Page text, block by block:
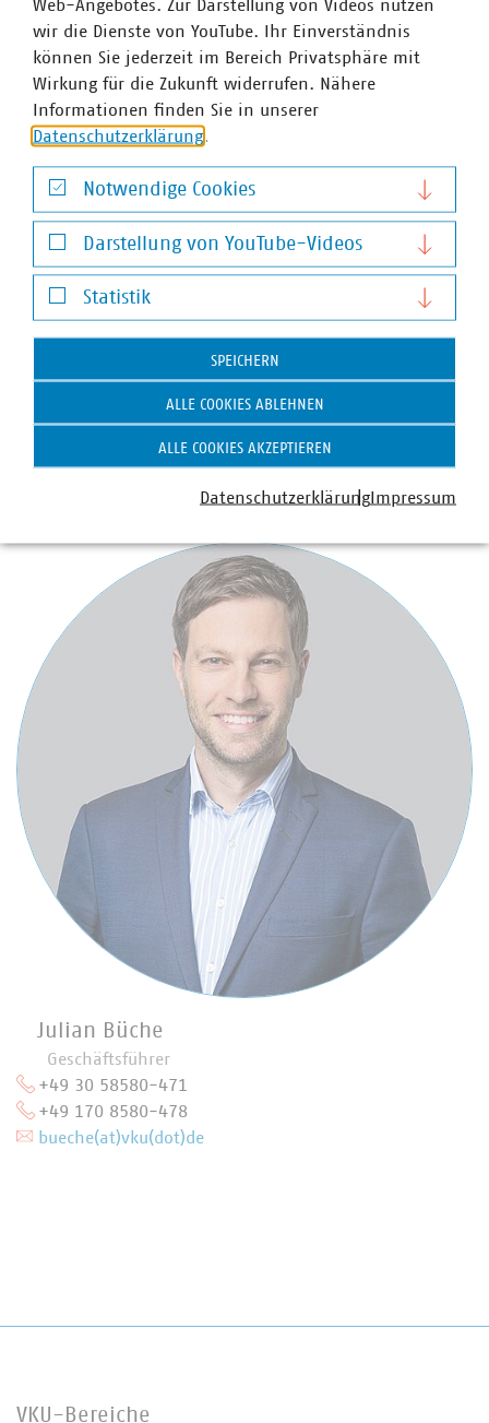
©VKU - Julian Büche
©VKU - Julian Büche
Julian Büche
Geschäftsführer
+49 30 58580-471
+49 170 8580-478
bueche(at)vku(dot)de
VKU-Bereiche
Web-Angebotes. Zur Darstellung von Videos nutzen
wir die Dienste von YouTube. Ihr Einverständnis
können Sie jederzeit im Bereich Privatsphäre mit
Wirkung für die Zukunft widerrufen. Nähere
Informationen finden Sie in unserer
Datenschutzerklärung.
Notwendige Cookies
Notwendige Cookies
Darstellung von YouTube-Videos
Darstellung von YouTube-Videos
Statistik
Statistik
SPEICHERN
ALLE COOKIES ABLEHNEN
ALLE COOKIES AKZEPTIEREN
DatenschutzerklärungImpressum